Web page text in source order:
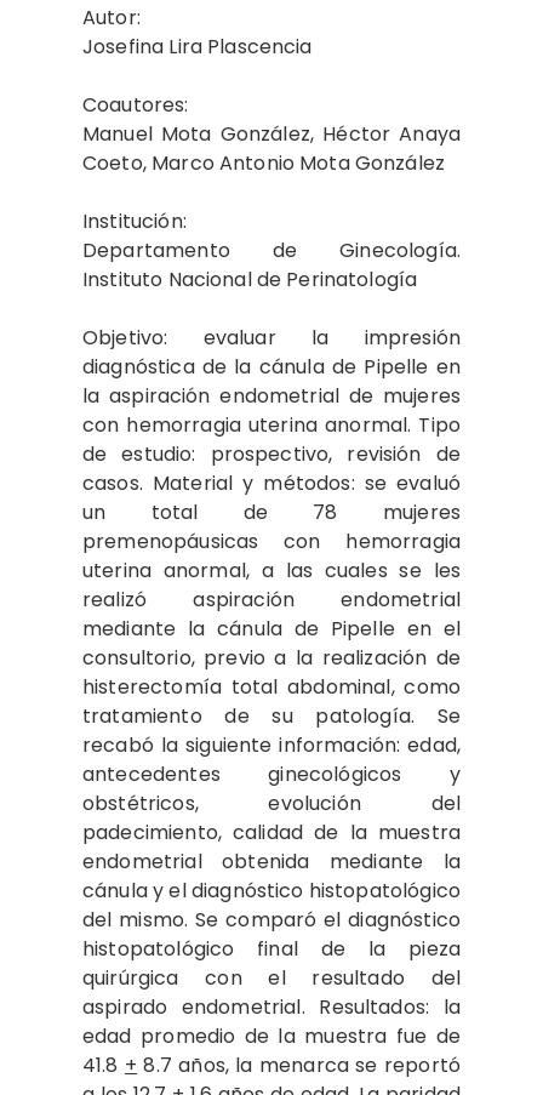
Autor:
Josefina Lira Plascencia
Coautores:
Manuel Mota González, Héctor Anaya
Coeto, Marco Antonio Mota González
Institución:
Departamento de Ginecología.
Instituto Nacional de Perinatología
Objetivo: evaluar la impresión
diagnóstica de la cánula de Pipelle en
la aspiración endometrial de mujeres
con hemorragia uterina anormal. Tipo
de estudio: prospectivo, revisión de
casos. Material y métodos: se evaluó
un total de 78 mujeres
premenopáusicas con hemorragia
uterina anormal, a las cuales se les
realizó aspiración endometrial
mediante la cánula de Pipelle en el
consultorio, previo a la realización de
histerectomía total abdominal, como
tratamiento de su patología. Se
recabó la siguiente información: edad,
antecedentes ginecológicos y
obstétricos, evolución del
padecimiento, calidad de la muestra
endometrial obtenida mediante la
cánula y el diagnóstico histopatológico
del mismo. Se comparó el diagnóstico
histopatológico final de la pieza
quirúrgica con el resultado del
aspirado endometrial. Resultados: la
edad promedio de la muestra fue de
41.8 + 8.7 años, la menarca se reportó